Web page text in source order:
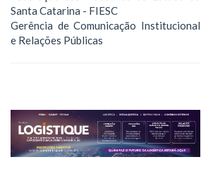
Santa Catarina - FIESC
Gerência de Comunicação Institucional
e Relações Públicas